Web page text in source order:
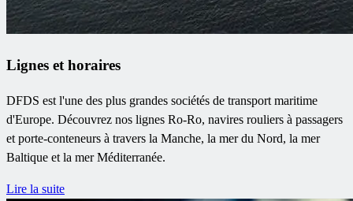
Lignes et horaires
DFDS est l'une des plus grandes sociétés de transport maritime
d'Europe. Découvrez nos lignes Ro-Ro, navires rouliers à passagers
et porte-conteneurs à travers la Manche, la mer du Nord, la mer
Baltique et la mer Méditerranée.
Lire la suite